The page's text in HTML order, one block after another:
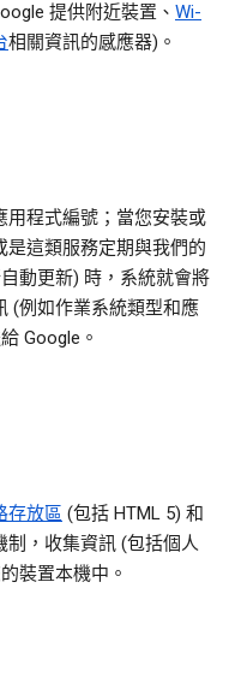
提供附近裝置、 Wi-
相關資訊的感應器)。
用程式編號；當您安裝或
是這類服務定期與我們的
動更新) 時，系統就會將
(例如作業系統類型和應
Google。
存放區 (包括 HTML 5) 和
制，收集資訊 (包括個人
裝置本機中。